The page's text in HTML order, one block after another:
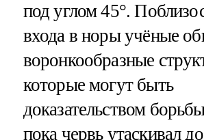
под углом 45°.
входа в норы учёные
воронкообразные
которые могут быть
доказательством
пока червь утаскивал